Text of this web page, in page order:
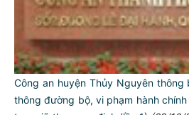
Công an huyện Thủy Nguyên
thông đường bộ, vi phạm hành